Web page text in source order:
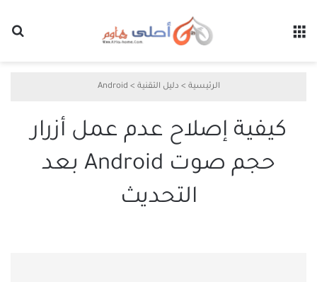
الرئيسية > دليل التقنية >
Android
كيفية إصلاح عدم عمل أزرار
حجم صوت Android بعد
التحديث